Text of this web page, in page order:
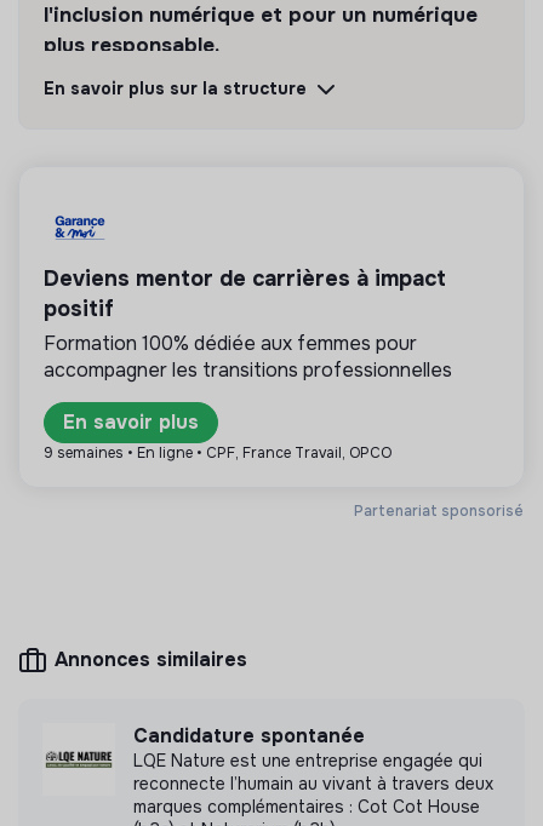
l'inclusion numérique et pour un numérique
plus responsable.
Découvrir Suivre
La mission de cette entreprise est de concevoir
des produits ou proposer des services éco-
responsables alignés avec les besoins de la
transformation écologique et solidaire.
Plus d'informations
Inclusion Numérique
En savoir plus sur la structure
Partenariat sponsorisé
Deviens mentor de carrières à impact
positif
Formation 100% dédiée aux femmes pour
accompagner les transitions professionnelles
En savoir plus
9 semaines • En ligne • CPF, France Travail, OPCO
Annonces similaires
Candidature spontanée
LQE Nature est une entreprise engagée qui
reconnecte l’humain au vivant à travers deux
marques complémentaires : Cot Cot House